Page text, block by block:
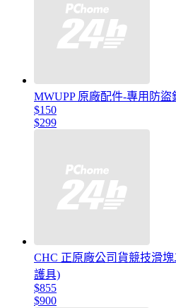
MWUPP 原廠配件-專用防盜
$150
$299
CHC 正原廠公司貨競技滑
護具)
$855
$900